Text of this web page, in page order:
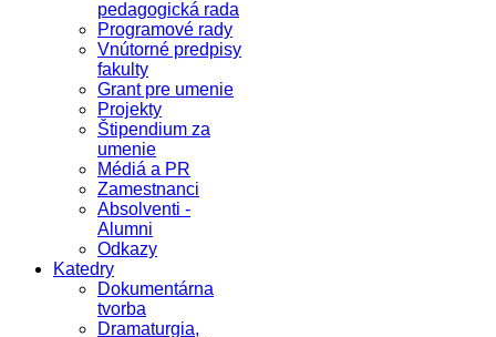
pedagogická rada
Programové rady
Vnútorné predpisy
fakulty
Grant pre umenie
Projekty
Štipendium za
umenie
Médiá a PR
Zamestnanci
Absolventi -
Alumni
Odkazy
Katedry
Dokumentárna
tvorba
Dramaturgia,